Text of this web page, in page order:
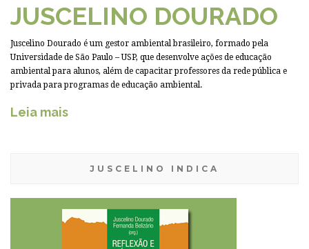
JUSCELINO DOURADO
Juscelino Dourado é um gestor ambiental brasileiro, formado pela
Universidade de São Paulo – USP, que desenvolve ações de educação
ambiental para alunos, além de capacitar professores da rede pública e
privada para programas de educação ambiental.
Leia mais
JUSCELINO INDICA